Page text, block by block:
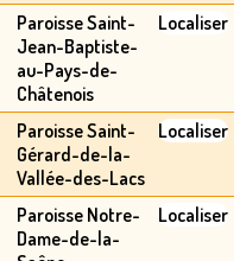
Paroisse Saint-
Jean-Baptiste-
au-Pays-de-
Châtenois
Localiser
Paroisse Saint-
Gérard-de-la-
Vallée-des-Lacs
Localiser
Paroisse Notre-
Dame-de-la-
Localiser